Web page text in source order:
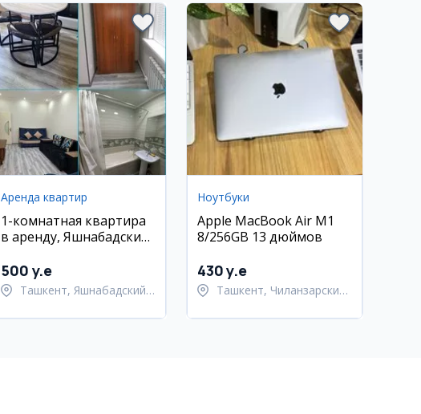
Аренда квартир
1-комнатная квартира
в аренду, Яшнабадский
500 y.e
Ташкент, Яшнабадский
Ноутбуки
Apple MacBook Air M1
8/256GB 13 дюймов
430 y.e
Ташкент, Чиланзарский